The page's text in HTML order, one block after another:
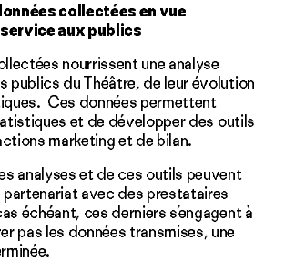
collectées en vue
service aux publics
nourrissent une analyse
publics du Théâtre, de leur évolution
Ces données permettent
et de développer des outils
marketing et de bilan.
analyses et de ces outils peuvent
partenariat avec des prestataires
échéant, ces derniers s’engagent à
pas les données transmises, une